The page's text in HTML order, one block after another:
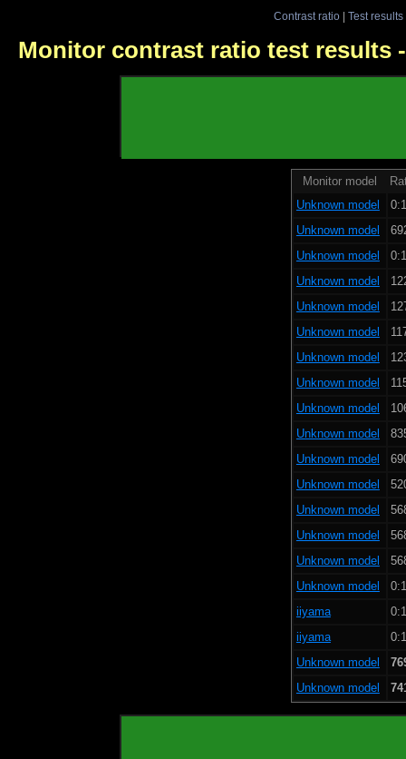
Contrast ratio| Test results
Monitor contrast ratio test results
Monitor model
Unknown model
Unknown model
Unknown model
Unknown model
Unknown model
Unknown model
Unknown model
Unknown model
Unknown model
Unknown model
Unknown model
Unknown model
Unknown model
Unknown model
Unknown model
Unknown model
iiyama
iiyama
Unknown model
Unknown model